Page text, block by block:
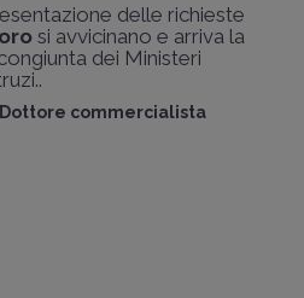
delle richieste
si avvicinano e arriva la
dei Ministeri
Dottore commercialista